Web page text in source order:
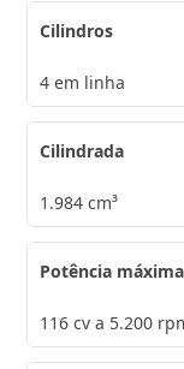
Cilindros
4 em linha
Cilindrada
1.984 cm³
Potência máxima
116 cv a 5.200